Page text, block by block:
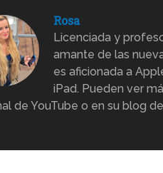
Rosa
Licenciada y
amante de las
es aficionada a
iPad. Pueden ver
de YouTube o en su blog